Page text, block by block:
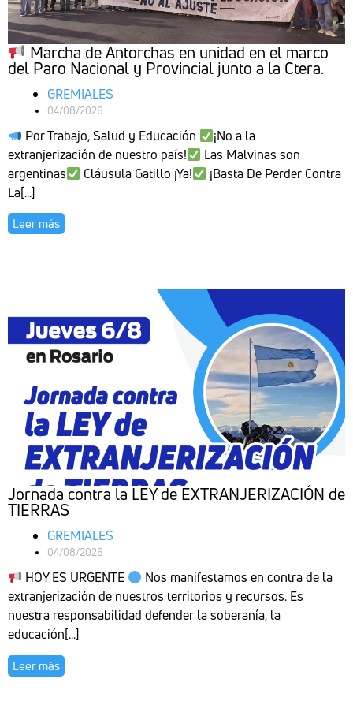
Marcha de Antorchas en unidad en el marco
del Paro Nacional y Provincial junto a la Ctera.
GREMIALES
04/08/2026
Por Trabajo, Salud y Educación
¡No a la
extranjerización de nuestro país!
Las Malvinas son
argentinas
Cláusula Gatillo ¡Ya!
¡Basta De Perder Contra
La[...]
Leer más
Jornada contra la LEY de EXTRANJERIZACIÓN de
TIERRAS
GREMIALES
04/08/2026
HOY ES URGENTE
Nos manifestamos en contra de la
extranjerización de nuestros territorios y recursos. Es
nuestra responsabilidad defender la soberanía, la
educación[...]
Leer más